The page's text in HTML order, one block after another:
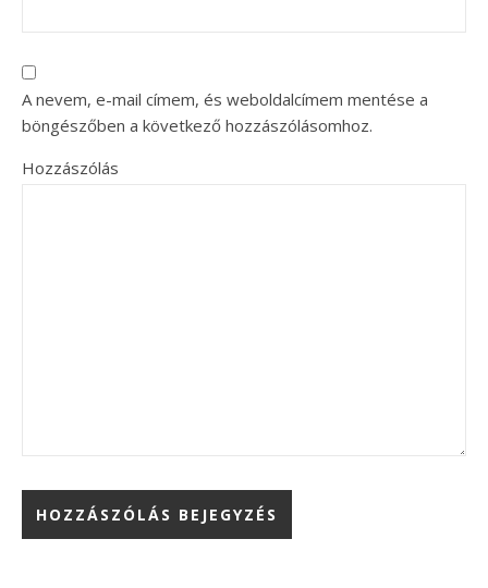
A nevem, e-mail címem, és weboldalcímem mentése a
böngészőben a következő hozzászólásomhoz.
Hozzászólás